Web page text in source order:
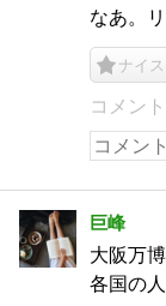
なあ。
ナイス
コメン
巨峰
大阪万
各国の